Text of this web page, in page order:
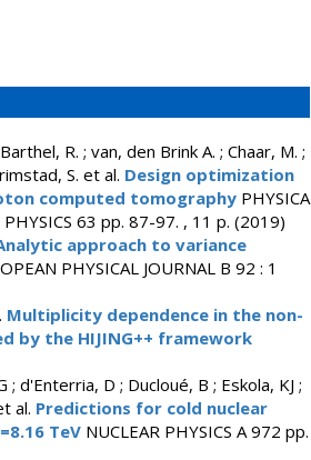
R. ; van, den Brink A. ; Chaar, M. ;
S. et al. Design optimization
computed tomographyPHYSICA
PHYSICS 63 pp. 87-97. , 11 p. (2019)
approach to variance
PHYSICAL JOURNAL B 92 : 1
Multiplicity dependence in the non-
by the HIJING++ framework
; d'Enterria, D ; Ducloué, B ; Eskola, KJ ;
al. Predictions for cold nuclear
=8.16 TeVNUCLEAR PHYSICS A 972 pp.